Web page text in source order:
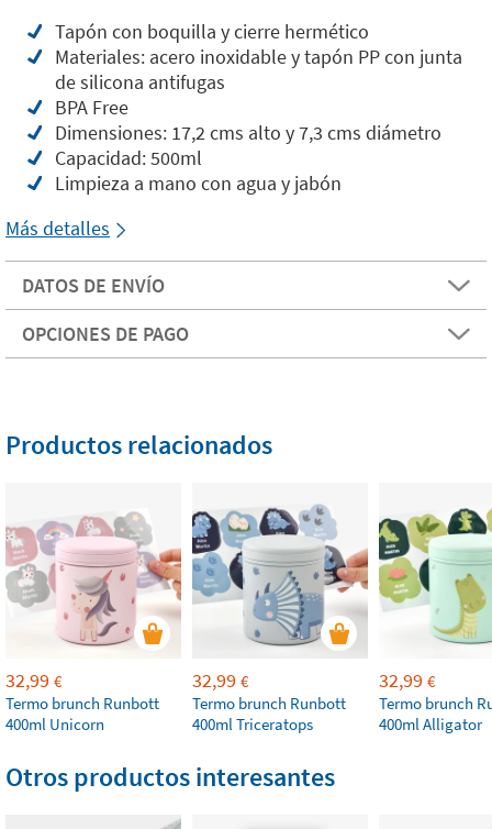
Tapón con boquilla y cierre hermético
Materiales: acero inoxidable y tapón PP con junta
de silicona antifugas
BPA Free
Dimensiones: 17,2 cms alto y 7,3 cms diámetro
Capacidad: 500ml
Limpieza a mano con agua y jabón
Más detalles
DATOS DE ENVÍO
OPCIONES DE PAGO
Productos relacionados
32,99 €
Termo brunch Runbott
400ml Unicorn
32,99 €
Termo brunch Runbott
400ml Triceratops
32,99 €
Termo brunch
400ml Alligator
Otros productos interesantes